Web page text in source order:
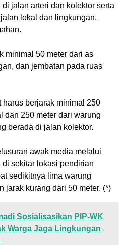
jalan arteri dan kolektor serta
lokal dan lingkungan,
minimal 50 meter dari as
dan jembatan pada ruas
berjarak minimal 250
dan 250 meter dari warung
berada di jalan kolektor.
awak media melalui
sekitar lokasi pendirian
sedikitnya lima warung
jarak kurang dari 50 meter. (*)
Sosialisasikan PIP-WK
Warga Jaga Lingkungan